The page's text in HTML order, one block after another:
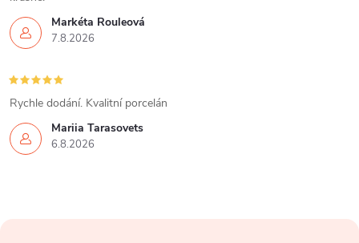
y
v
ý
p
Markéta Rouleová
7.8.2026
Mariia Tarasovets
6.8.2026
Rychle dodání. Kvalitní porcelán